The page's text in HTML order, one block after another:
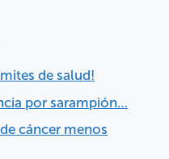
de salud!
por sarampión…
cáncer menos